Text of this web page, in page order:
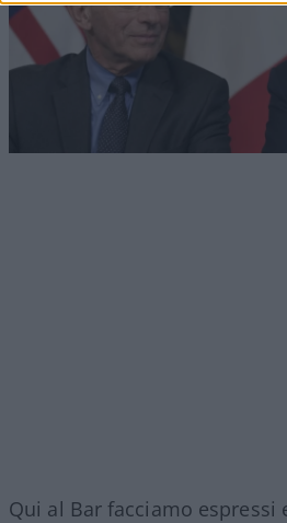
Qui al Bar facciamo espressi